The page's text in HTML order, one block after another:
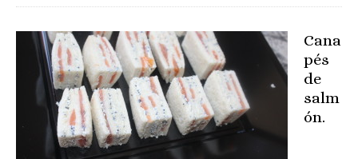
Cana
pés
de
salm
ón.